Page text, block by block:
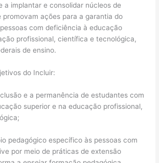
a implantar e consolidar núcleos de
promovam ações para a garantia do
com deficiência à educação
profissional, científica e tecnológica,
de ensino.
do Incluir:
e a permanência de estudantes com
superior e na educação profissional,
pedagógico específico às pessoas com
por meio de práticas de extensão